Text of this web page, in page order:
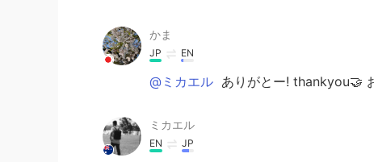
かま
JP EN
@ミカエル ありがとー! thankyou🤝
ミカエル
EN JP